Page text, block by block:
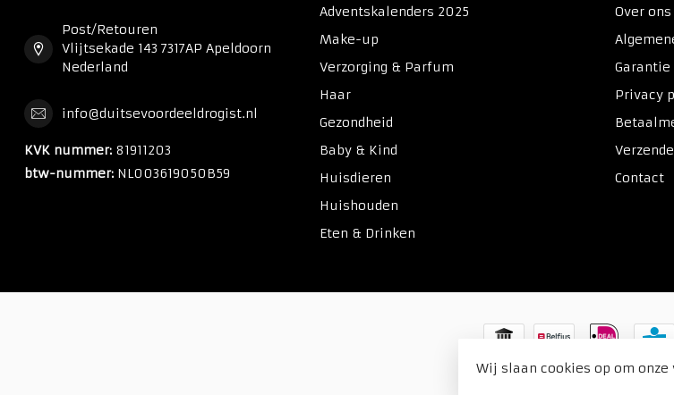
Post/Retouren
Vlijtsekade 143 7317AP Apeldoorn
Nederland
info@duitsevoordeeldrogist.nl
KVK nummer: 81911203
btw-nummer: NL003619050B59
Adventskalenders 2025
Make-up
Verzorging & Parfum
Haar
Gezondheid
Baby & Kind
Huisdieren
Huishouden
Eten & Drinken
Over ons
Privacy
Contact
© Copyright 2026 Duitse
Wij slaan cookies op om